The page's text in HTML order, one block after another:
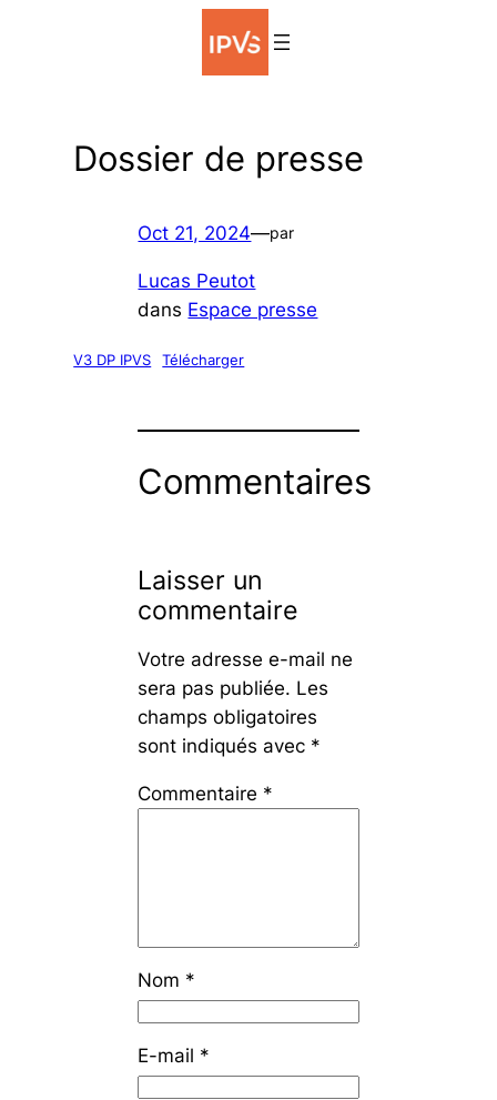
Dossier de presse
Oct 21, 2024—par
Lucas Peutot
dans Espace presse
V3 DP IPVS Télécharger
Commentaires
Laisser un
commentaire
Votre adresse e-mail ne
sera pas publiée. Les
champs obligatoires
sont indiqués avec *
Commentaire *
Nom *
E-mail *